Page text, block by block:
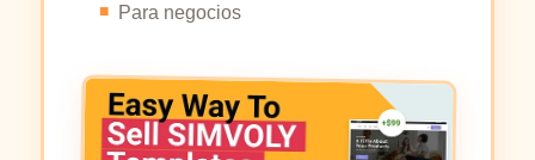
Para negocios